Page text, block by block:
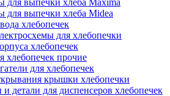
для выпечки хлеба Maxima
для выпечки хлеба Midea
хлебопечек
для хлебопечки
хлебопечек
хлебопечек прочие
для хлебопечек
крышки хлебопечки
детали для диспенсеров хлебопечек